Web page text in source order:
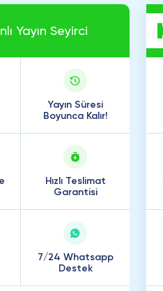
Yayın Seyirci
Yayın Süresi
Boyunca Kalır!
Hızlı Teslimat
Garantisi
7/24 Whatsapp
Destek